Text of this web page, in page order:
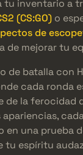
tu inventario a
(CS:GO) o
de
de mejorar tu
de batalla con
cada ronda
de la ferocidad
en una prueba
tu espíritu